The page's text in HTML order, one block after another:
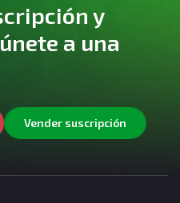
y
a una
Vender suscripción